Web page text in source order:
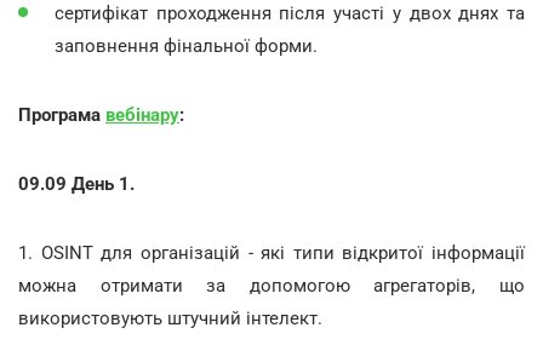
сертифікат проходження після участі у двох днях та
заповнення фінальної форми.
Програма вебінару:
09.09 День 1.
1. OSINT для організацій - які типи відкритої інформації
можна отримати за допомогою агрегаторів, що
використовують штучний інтелект.